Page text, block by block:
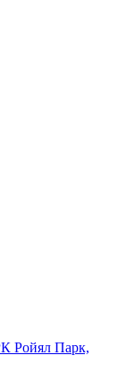
Ройял Парк,